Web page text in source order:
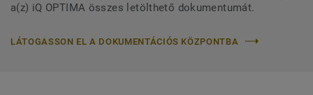
a(z) iQ OPTIMA összes letölthető dokumentumát.
LÁTOGASSON EL A DOKUMENTÁCIÓS KÖZPONTBA